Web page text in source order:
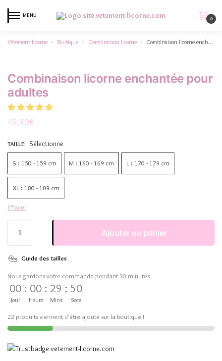
MENU
0
Vêtement licorne » Boutique » Combinaison licorne » Combinaison licorne enchantée pour adultes
Combinaison licorne enchantée pour
adultes
49.90€
TAILLE: Sélectionne
S : 150 - 159 cm M : 160 - 169 cm L : 170 - 179 cm
XL : 180 - 189 cm
Effacer
Ajouter au panier
Guide des tailles
Nous gardons votre commande pendant 30 minutes
00
Jour
: 00
Heure
: 29
Mins
: 50
Secs
22 produits viennent d'être ajouté sur la boutique !